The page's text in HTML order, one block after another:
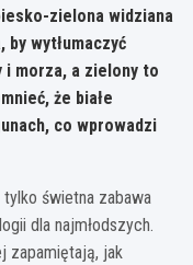
zielona widziana
by wytłumaczyć
morza, a zielony to
że białe
co wprowadzi
świetna zabawa
dla najmłodszych.
zapamiętają, jak